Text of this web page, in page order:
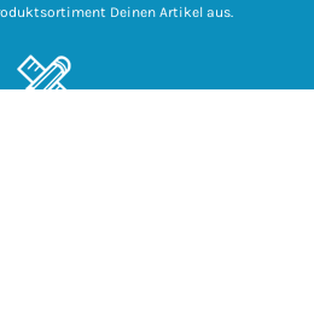
Deinen Artikel aus.